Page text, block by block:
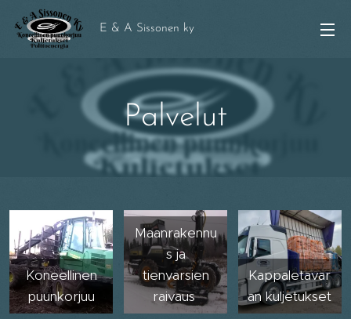
E & A Sissonen ky
Palvelut
Koneellinen
puunkorjuu
Maanrakennu
s ja
tienvarsien
raivaus
Kappaletavar
an kuljetukset